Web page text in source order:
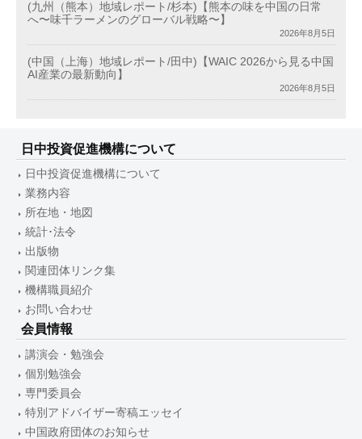
(九州（熊本）地域レポート/杉本)【熊本の味を中国の日常
へ〜味千ラーメンのグローバル戦略〜】
2026年8月5日
(中国（上海）地域レポート/田中)【WAIC 2026から見る中国
AI産業の最新動向】
2026年8月5日
日中投資促進機構について
日中投資促進機構について
業務内容
所在地・地図
統計･法令
出版物
関連団体リンク集
機構職員紹介
お問い合わせ
会員情報
講演会・勉強会
個別勉強会
専門委員会
特別アドバイザー寄稿エッセイ
中国政府団体のお知らせ